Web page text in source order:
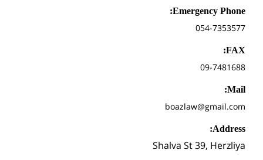
Emergency Phone:
054-7353577
FAX:
09-7481688
Mail:
boazlaw@gmail.com
Address:
Shalva St 39, Herzliya